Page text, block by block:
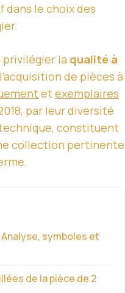
le choix des
la qualité à
de pièces à
etexemplaires
par leur diversité
constituent
collection pertinente
symboles et
de la pièce de 2